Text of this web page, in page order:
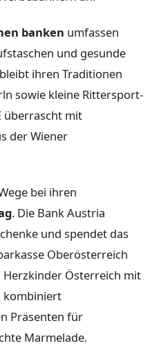
banken umfassen
und gesunde
ihren Traditionen
sowie kleine Rittersport-
überrascht mit
der Wiener
bei ihren
. Die Bank Austria
und spendet das
Oberösterreich
Österreich mit
kombiniert
Präsenten für
Marmelade.